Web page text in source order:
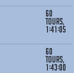
60
tours,
1:41:05
60
tours,
1:43:00